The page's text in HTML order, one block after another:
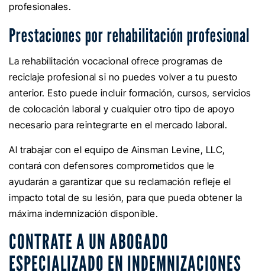
profesionales.
Prestaciones por rehabilitación profesional
La rehabilitación vocacional ofrece programas de
reciclaje profesional si no puedes volver a tu puesto
anterior. Esto puede incluir formación, cursos, servicios
de colocación laboral y cualquier otro tipo de apoyo
necesario para reintegrarte en el mercado laboral.
Al trabajar con el equipo de Ainsman Levine, LLC,
contará con defensores comprometidos que le
ayudarán a garantizar que su reclamación refleje el
impacto total de su lesión, para que pueda obtener la
máxima indemnización disponible.
CONTRATE A UN ABOGADO
ESPECIALIZADO EN INDEMNIZACIONES